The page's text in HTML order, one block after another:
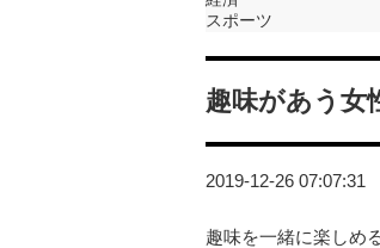
スポーツ
趣味があう女
2019-12-26 07:07:31
趣味を一緒に楽しめ